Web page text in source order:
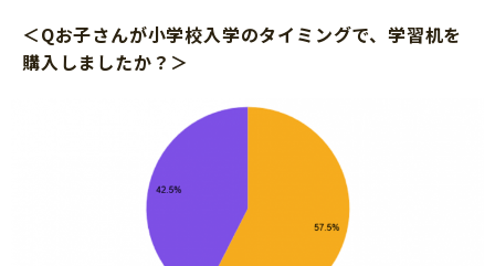
＜Qお子さんが小学校入学のタイミングで、学習机を
購入しましたか？＞